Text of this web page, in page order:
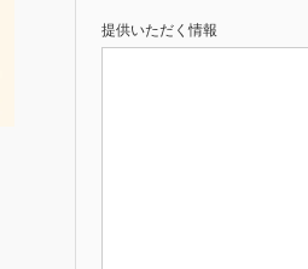
提供いただく情報